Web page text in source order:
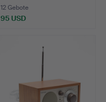
12 Gebote
95 USD